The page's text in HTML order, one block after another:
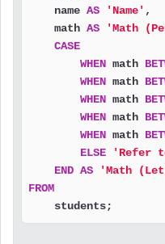
    name
AS 'Name'
    math
AS 'Math
CASE
WHEN math
WHEN math
WHEN math
WHEN math
WHEN math
ELSE
'Refer
END AS 'Math
FROM